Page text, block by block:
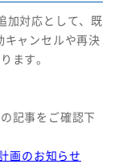
加対応として、既
キャンセルや再決
ます。
記事をご確認下
画のお知らせ